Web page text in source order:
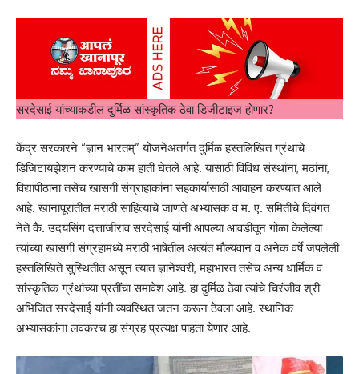
सरदेसाई यांच्याकडील दुर्मिळ सांस्कृतिक ठेवा डिजीटाइज होणार?
केंद्र सरकारने “ज्ञान भारतम्” योजनेअंतर्गत दुर्मिळ हस्तलिखित ग्रंथांचे
डिजिटायझेशन करण्याचे काम हाती घेतले आहे. यासाठी विविध संस्थांना, मठांना,
विद्यापीठांना तसेच खासगी संग्राहाकांना सहकार्यासाठी आवाहन करण्यात आले
आहे. खानापूरातील मराठी साहित्याचे जाणते अभ्यासक व म. ए. समितीचे दिवंगत
नेते कै. उदयसिंग दत्ताजीराव सरदेसाई यांनी आपल्या आवडीतून गोळा केलेल्या
त्यांच्या खासगी संग्रहामध्ये मराठी भाषेतील अत्यंत मौल्यवान व अनेक वर्षे जपलेली
हस्तलिखिते सुस्थितीत असून त्यात ज्ञानेश्वरी, महाभारत तसेच अन्य धार्मिक व
सांस्कृतिक ग्रंथांच्या प्रतींचा समावेश आहे. हा दुर्मिळ ठेवा त्यांचे चिरंजीव श्री
अभिजित सरदेसाई यांनी व्यवस्थित जतन करून ठेवला आहे. स्थानिक
अभ्यासकांना लवकरच हा संग्रह प्रत्यक्ष पाहता येणार आहे.